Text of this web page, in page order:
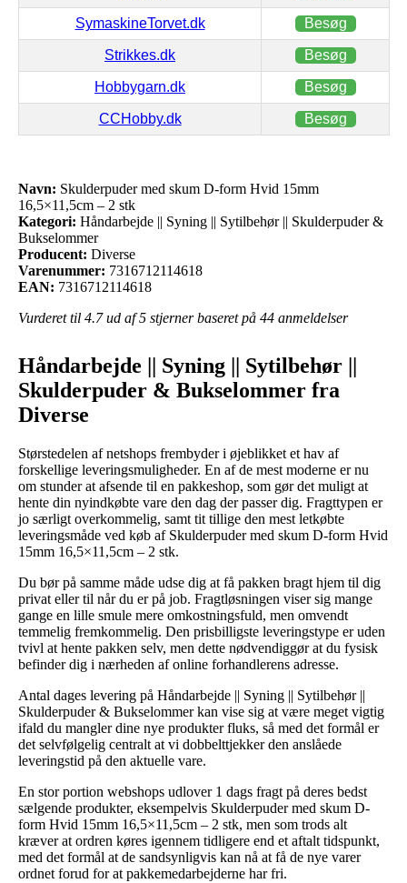
SymaskineTorvet.dk Besøg
Strikkes.dk Besøg
Hobbygarn.dk Besøg
CCHobby.dk Besøg
Navn: Skulderpuder med skum D-form Hvid 15mm
16,5×11,5cm – 2 stk
Kategori: Håndarbejde || Syning || Sytilbehør || Skulderpuder &
Bukselommer
Producent: Diverse
Varenummer: 7316712114618
EAN: 7316712114618
Vurderet til 4.7ud af 5 stjerner baseret på 44 anmeldelser
Håndarbejde || Syning || Sytilbehør ||
Skulderpuder & Bukselommer fra
Diverse
Størstedelen af netshops frembyder i øjeblikket et hav af
forskellige leveringsmuligheder. En af de mest moderne er nu
om stunder at afsende til en pakkeshop, som gør det muligt at
hente din nyindkøbte vare den dag der passer dig. Fragttypen er
jo særligt overkommelig, samt tit tillige den mest letkøbte
leveringsmåde ved køb af Skulderpuder med skum D-form Hvid
15mm 16,5×11,5cm – 2 stk.
Du bør på samme måde udse dig at få pakken bragt hjem til dig
privat eller til når du er på job. Fragtløsningen viser sig mange
gange en lille smule mere omkostningsfuld, men omvendt
temmelig fremkommelig. Den prisbilligste leveringstype er uden
tvivl at hente pakken selv, men dette nødvendiggør at du fysisk
befinder dig i nærheden af online forhandlerens adresse.
Antal dages levering på Håndarbejde || Syning || Sytilbehør ||
Skulderpuder & Bukselommer kan vise sig at være meget vigtig
ifald du mangler dine nye produkter fluks, så med det formål er
det selvfølgelig centralt at vi dobbelttjekker den anslåede
leveringstid på den aktuelle vare.
En stor portion webshops udlover 1 dags fragt på deres bedst
sælgende produkter, eksempelvis Skulderpuder med skum D-
form Hvid 15mm 16,5×11,5cm – 2 stk, men som trods alt
kræver at ordren køres igennem tidligere end et aftalt tidspunkt,
med det formål at de sandsynligvis kan nå at få de nye varer
ordnet forud for at pakkemedarbejderne har fri.